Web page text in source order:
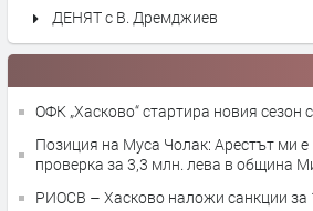
ДЕНЯТ с В. Дремджиев
ОФК „Хасково“ стартира новия сезон
Позиция на Муса Чолак: Арестът ми
проверка за 3,3 млн. лева в община
РИОСВ – Хасково наложи санкции за